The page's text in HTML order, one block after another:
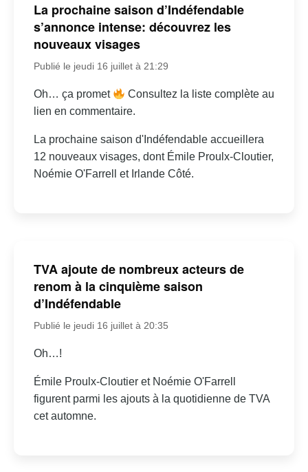
La prochaine saison d’Indéfendable
s’annonce intense: découvrez les
nouveaux visages
Publié le jeudi 16 juillet à 21:29
Oh… ça promet
Consultez la liste complète au
lien en commentaire.
La prochaine saison d'Indéfendable accueillera
12 nouveaux visages, dont Émile Proulx-Cloutier,
Noémie O'Farrell et Irlande Côté.
TVA ajoute de nombreux acteurs de
renom à la cinquième saison
d’Indéfendable
Publié le jeudi 16 juillet à 20:35
Oh…!
Émile Proulx-Cloutier et Noémie O'Farrell
figurent parmi les ajouts à la quotidienne de TVA
cet automne.